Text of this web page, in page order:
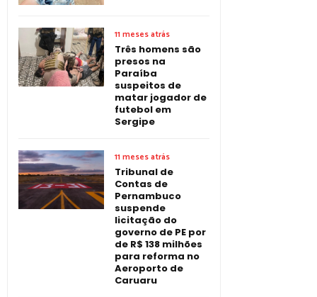
11 meses atrás
Três homens são
presos na
Paraíba
suspeitos de
matar jogador de
futebol em
Sergipe
11 meses atrás
Tribunal de
Contas de
Pernambuco
suspende
licitação do
governo de PE por
de R$ 138 milhões
para reforma no
Aeroporto de
Caruaru